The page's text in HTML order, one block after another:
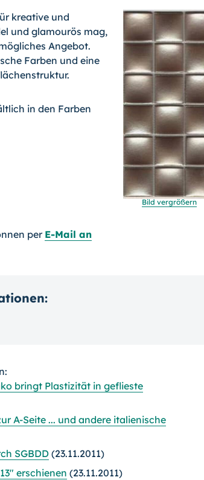
Bild vergrößern
kreative und
und glamourös mag,
Angebot.
Farben und eine
in den Farben
per E-Mail an
bringt Plastizität in geflieste
A-Seite ... und andere italienische
SGBDD(23.11.2011)
erschienen (23.11.2011)